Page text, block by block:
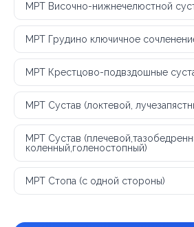
МРТ Височно-нижнечелюстной
МРТ Грудино ключичное
МРТ Крестцово-подвздошные
МРТ Сустав (локтевой,
МРТ Сустав
коленный,голеностопный)
МРТ Стопа (с одной стороны)